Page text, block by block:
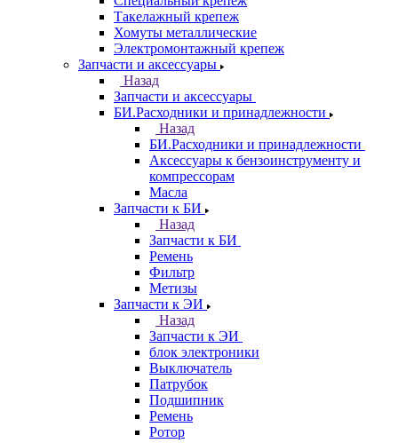
Такелажный крепеж
Хомуты металлические
Электромонтажный крепеж
Запчасти и аксессуары
Назад
Запчасти и аксессуары
БИ.Расходники и принадлежности
Назад
БИ.Расходники и принадлежности
Аксессуары к бензоинструменту и
компрессорам
Масла
Запчасти к БИ
Назад
Запчасти к БИ
Ремень
Фильтр
Метизы
Запчасти к ЭИ
Назад
Запчасти к ЭИ
блок электроники
Выключатель
Патрубок
Подшипник
Ремень
Ротор